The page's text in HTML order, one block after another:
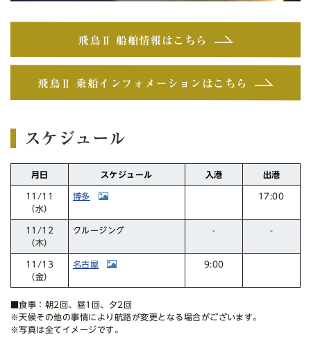
飛鳥Ⅱ 船舶情報はこちら
飛鳥Ⅱ 乗船インフォメーションはこちら
スケジュール
月日 スケジュール 入港 出港
11/11
（水）
博多 17:00
11/12
（木）
クルージング - -
11/13
（金）
名古屋 9:00
■食事：朝2回、昼1回、夕2回
※天候その他の事情により航路が変更となる場合がございます。
※写真は全てイメージです。